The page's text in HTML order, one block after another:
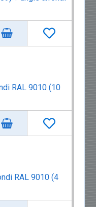
RAL 9010 (10
RAL 9010 (4